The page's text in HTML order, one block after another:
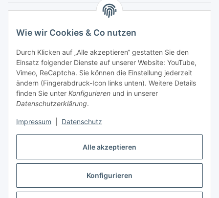
Alle akzeptieren
Konfigurieren
Wie wir Cookies & Co nutzen
Durch Klicken auf „Alle akzeptieren“ gestatten Sie den
Einsatz folgender Dienste auf unserer Website: YouTube,
Vimeo, ReCaptcha. Sie können die Einstellung jederzeit
ändern (Fingerabdruck-Icon links unten). Weitere Details
finden Sie unter Konfigurieren und in unserer
Datenschutzerklärung.
Impressum Datenschutz
Wir sind kein Spielwarenhändler i. S. d.
Spielwarenverordnung
Die meisten der von uns vertriebenen Produkte sind
nur für ein Erwachsenenhobby gedacht. Diese
Produkte gehören nicht in unbeaufsichtigte
Kinderhände unter 14 Jahren. Mit dem Kaufabschluss
bestätigen Sie, dass Ihnen das bekannt ist, Sie über 14
Jahre alt sind und die Teile nicht an Kinder unter 14
* Alle Preise inkl. gesetzlicher USt., zzgl.Versand